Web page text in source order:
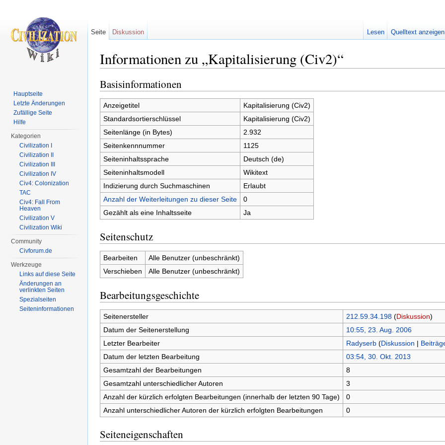
Informationen zu „Kapitalisierung (Civ2)“
Basisinformationen
Anzeigetitel
Kapitalisierung (Civ2)
Standardsortierschlüssel
Kapitalisierung (Civ2)
Seitenlänge (in Bytes)
2.932
Seitenkennnummer
1125
Seiteninhaltssprache
Deutsch (de)
Seiteninhaltsmodell
Wikitext
Indizierung durch Suchmaschinen
Erlaubt
Anzahl der Weiterleitungen zu dieser Seite
0
Gezählt als eine Inhaltsseite
Ja
Seitenschutz
Bearbeiten
Alle Benutzer (unbeschränkt)
Verschieben
Alle Benutzer (unbeschränkt)
Bearbeitungsgeschichte
Seitenersteller 212.59.34.198 (Diskussion)
Datum der Seitenerstellung
10:55, 23. Aug. 2006
Letzter Bearbeiter
Radyserb (Diskussion |
Datum der letzten Bearbeitung
03:54, 30. Okt. 2013
Gesamtzahl der Bearbeitungen
8
Gesamtzahl unterschiedlicher Autoren
3
Anzahl der kürzlich erfolgten Bearbeitungen (innerhalb der letzten 90 Tage)
0
Anzahl unterschiedlicher Autoren der kürzlich erfolgten Bearbeitungen
0
Seiteneigenschaften
Seite Diskussion Lesen Quelltext anzeigen
Hauptseite
Letzte Änderungen
Zufällige Seite
Hilfe
Kategorien
Civilization I
Civilization II
Civilization III
Civilization IV
Civ4: Colonization
TAC
Civ4: Fall From
Heaven
Civilization V
Civilization Wiki
Community
Civforum.de
Werkzeuge
Links auf diese Seite
Änderungen an
verlinkten Seiten
Spezialseiten
Seiten­informationen